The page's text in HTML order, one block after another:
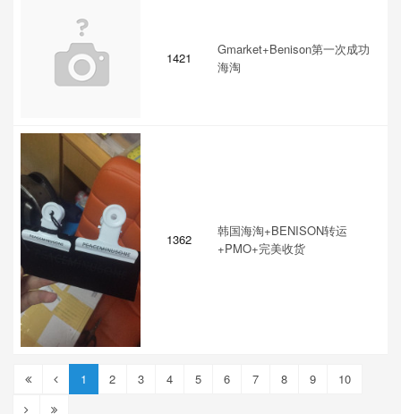
1421
Gmarket+Benison第一次成功
海淘
1362
韩国海淘+BENISON转运
+PMO+完美收货
1 2 3 4 5 6 7 8 9 10